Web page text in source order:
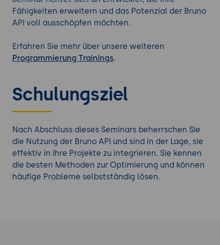
Fähigkeiten erweitern und das Potenzial der Bruno
API voll ausschöpfen möchten.
Erfahren Sie mehr über unsere weiteren
Programmierung Trainings.
Schulungsziel
Nach Abschluss dieses Seminars beherrschen Sie
die Nutzung der Bruno API und sind in der Lage, sie
effektiv in Ihre Projekte zu integrieren. Sie kennen
die besten Methoden zur Optimierung und können
häufige Probleme selbstständig lösen.